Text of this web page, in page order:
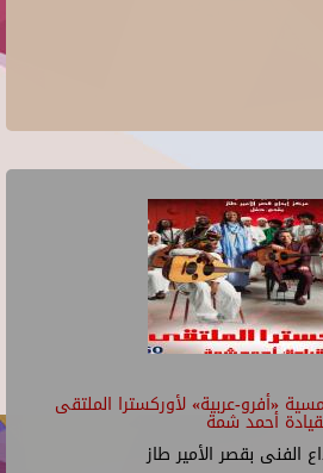
«أفرو-عربية» لأوركسترا الملتقى
أحمد شمة
الفنى بقصر الأمير طاز